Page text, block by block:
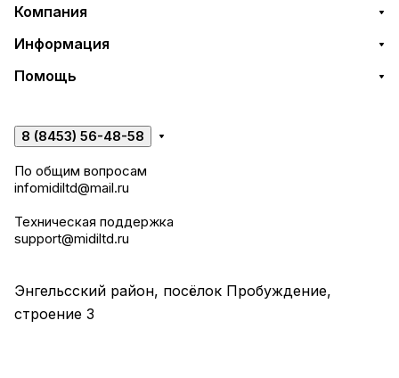
Компания
Информация
Помощь
8 (8453) 56-48-58
По общим вопросам
infomidiltd@mail.ru
Техническая поддержка
support@midiltd.ru
Энгельсский район, посёлок Пробуждение,
строение 3